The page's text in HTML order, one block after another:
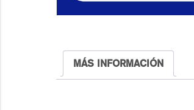
MÁS INFORMACIÓN